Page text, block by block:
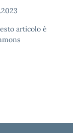
articolo è